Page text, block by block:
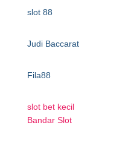
slot 88
Judi Baccarat
Fila88
slot bet kecil
Bandar Slot